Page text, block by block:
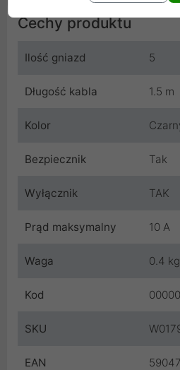
Cechy produktu
Ilość gniazd 5
Długość kabla 1.5 m
Kolor
Bezpiecznik Tak
Wyłącznik TAK
Prąd maksymalny 10 A
Waga 0.4 kg
Kod
SKU
EAN